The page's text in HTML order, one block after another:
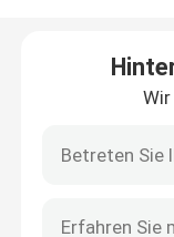
Bitte um ein